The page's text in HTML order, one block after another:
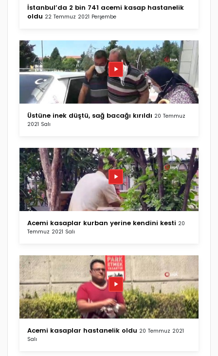
İstanbul’da 2 bin 741 acemi kasap hastanelik
oldu 22 Temmuz 2021 Perşembe
Üstüne inek düştü, sağ bacağı kırıldı 20 Temmuz
2021 Salı
Acemi kasaplar kurban yerine kendini kesti 20
Temmuz 2021 Salı
Acemi kasaplar hastanelik oldu 20 Temmuz 2021
Salı